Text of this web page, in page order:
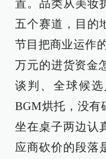
置。品类从美妆
五个赛道，目的
节目把商业运作
万元的进货资金
谈判、全球候
BGM烘托，没有
坐在桌子两边认
应商砍价的段落